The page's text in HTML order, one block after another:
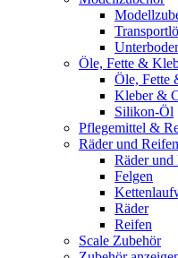
Öle, Fette &
Öle, Fette
Kleber &
Silikon-Öl
Pflegemittel &
Räder und Reifen
Räder und
Felgen
Räder
Reifen
Scale Zubehör